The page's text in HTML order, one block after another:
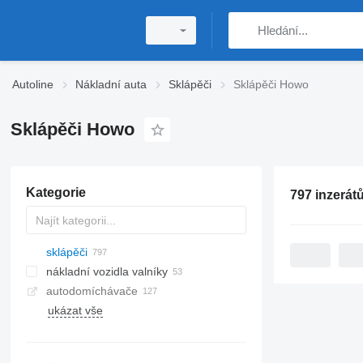
Autoline Nákladní auta Sklápěči Sklápěči Howo
Sklápěči Howo
Kategorie
sklápěči
nákladní vozidla valníky
autodomíchávače
ukázat vše
797